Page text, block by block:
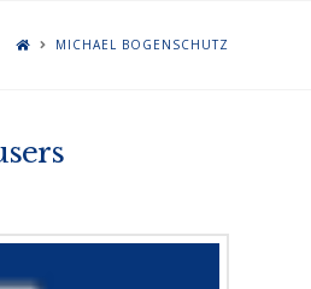
MICHAEL BOGENSCHUTZ